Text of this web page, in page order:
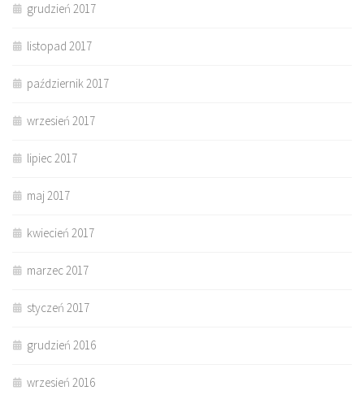
grudzień 2017
listopad 2017
październik 2017
wrzesień 2017
lipiec 2017
maj 2017
kwiecień 2017
marzec 2017
styczeń 2017
grudzień 2016
wrzesień 2016